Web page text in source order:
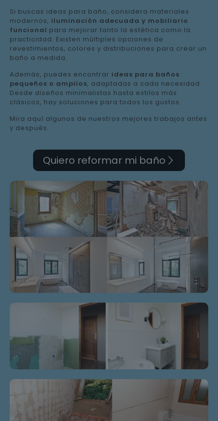
Si buscas ideas para baño, considera materiales
modernos, iluminación adecuada y mobiliario
funcional para mejorar tanto la estética como la
practicidad. Existen múltiples opciones de
revestimientos, colores y distribuciones para crear un
baño a medida.
Además, puedes encontrar ideas para baños
pequeños o amplios, adaptadas a cada necesidad.
Desde diseños minimalistas hasta estilos más
clásicos, hay soluciones para todos los gustos.
Mira aquí algunos de nuestros mejores trabajos antes
y después.
Quiero reformar mi baño